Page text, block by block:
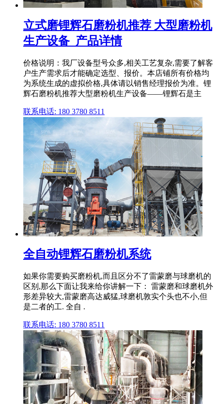
立式磨锂辉石磨粉机推荐 大型磨粉机
生产设备_产品详情
价格说明：我厂设备型号众多,相关工艺复杂,需要了解客
户生产需求后才能确定选型、报价。本店铺所有价格均
为系统生成的虚拟价格,具体请以销售经理报价为准。锂
辉石磨粉机推荐大型磨粉机生产设备——锂辉石是主
联系电话: 180 3780 8511
全自动锂辉石磨粉机系统
如果你需要购买磨粉机,而且区分不了雷蒙磨与球磨机的
区别,那么下面让我来给你讲解一下： 雷蒙磨和球磨机外
形差异较大,雷蒙磨高达威猛,球磨机敦实个头也不小,但
是二者的工. 全自 .
联系电话: 180 3780 8511